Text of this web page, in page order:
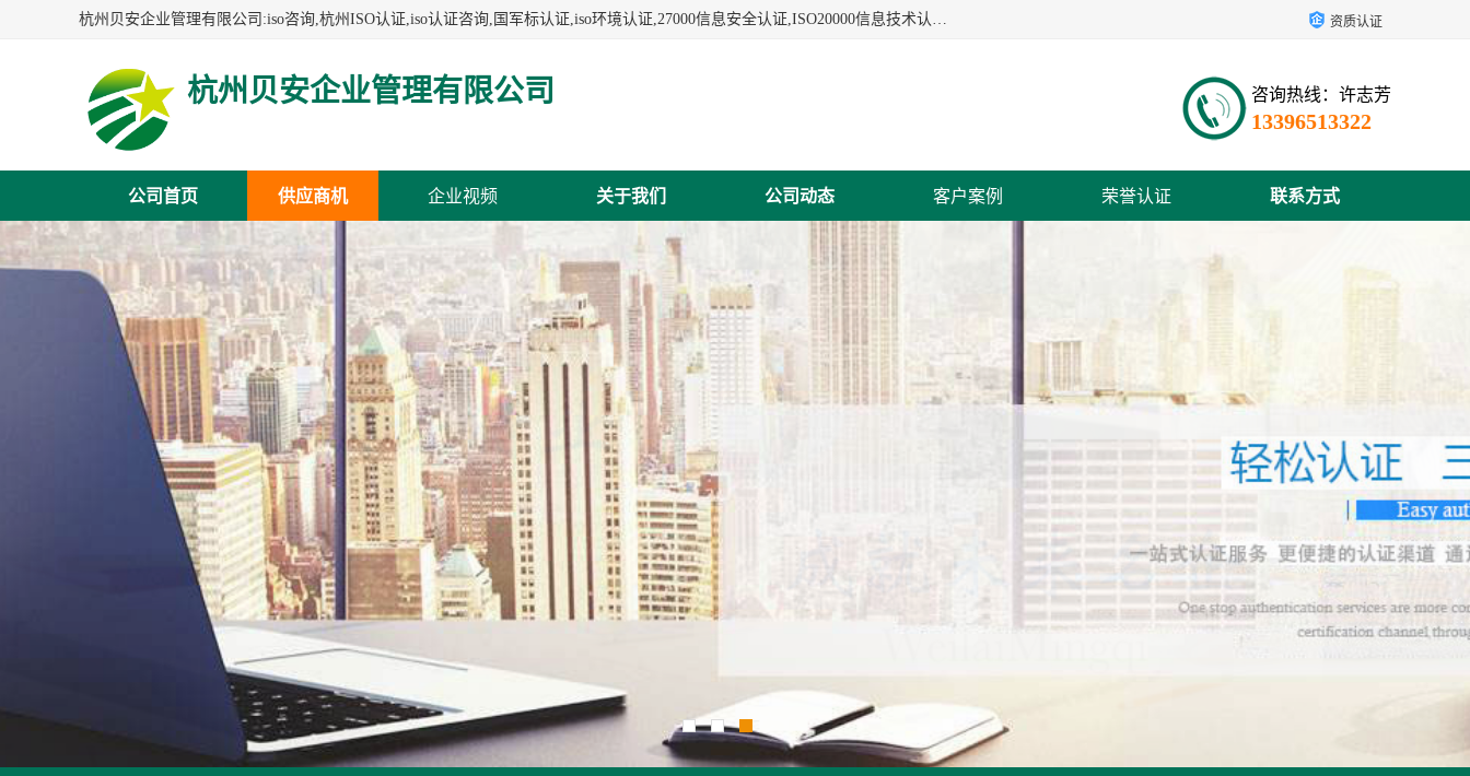
杭州贝安企业管理有限公司:iso咨询,杭州ISO认证,iso认证咨询,国军标认证,iso环境认证,27000信息安全认证,ISO20000信息技术认证,口罩检测报告,32610检测报告,CCRC认证,ISO50001认证,ITSS认证,两化融合认证,出口口罩检测报告等认证代理服务,本公司有近10年的体系咨询经验,能业务覆盖范围南到海南三亚北到新疆阿克苏. 资质认证
杭州贝安企业管理有限公司 咨询热线：许志芳
13396513322
公司首页 供应商机 企业视频 关于我们 公司动态 客户案例 荣誉认证 联系方式